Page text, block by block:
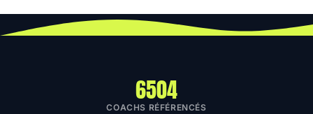
6504
COACHS RÉFÉRENCÉS